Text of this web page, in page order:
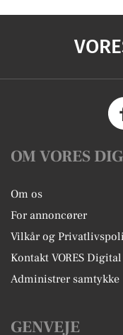
OM VORES
Om os
For annoncører
Vilkår og
Kontakt VORES Digital
Administrer samtykke
GENVEJE